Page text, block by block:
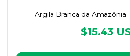
Argila Branca da Amazônia
$15.43